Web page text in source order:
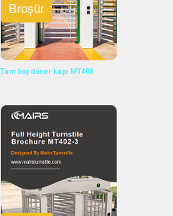
Tam boy döner kapı MT408
Broşür